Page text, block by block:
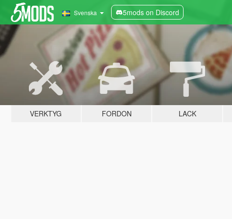
Svenska 5mods on Discord
VERKTYG FORDON LACK